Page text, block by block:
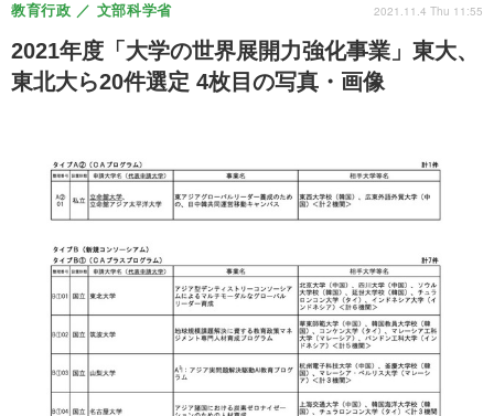
2021年度「大学の世界展開力強化事業」東大、
東北大ら20件選定 4枚目の写真・画像
教育行政 文部科学省 2021.11.4 Thu 11:55